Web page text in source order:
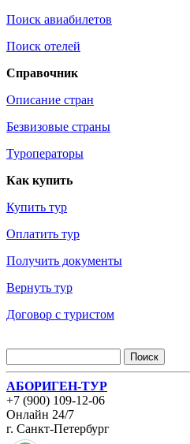
Поиск авиабилетов
Поиск отелей
Справочник
Описание стран
Безвизовые страны
Туроператоры
Как купить
Купить тур
Оплатить тур
Получить документы
Вернуть тур
Договор с туристом
АБОРИГЕН-ТУР
+7 (900) 109-12-06
Онлайн 24/7
г. Санкт-Петербург